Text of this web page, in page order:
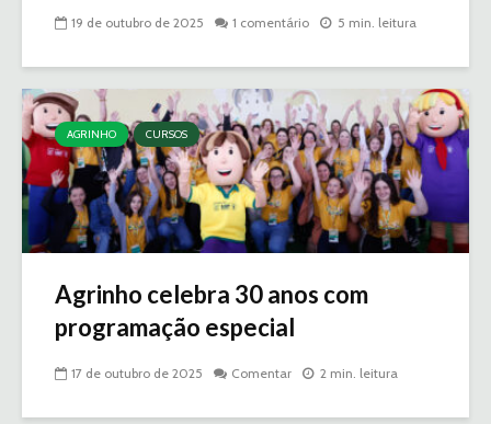
19 de outubro de 2025 1 comentário 5 min. leitura
AGRINHO CURSOS
Agrinho celebra 30 anos com
programação especial
17 de outubro de 2025 Comentar 2 min. leitura